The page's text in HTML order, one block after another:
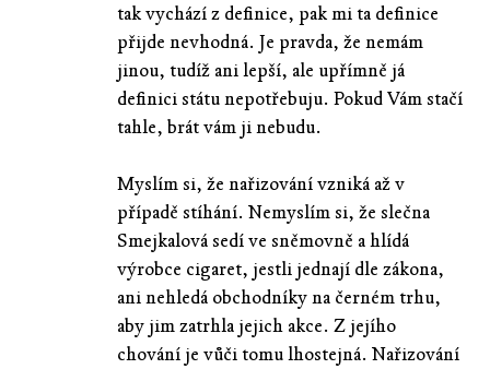
tak vychází z definice, pak mi ta definice
přijde nevhodná. Je pravda, že nemám
jinou, tudíž ani lepší, ale upřímně já
definici státu nepotřebuju. Pokud Vám stačí
tahle, brát vám ji nebudu.
Myslím si, že nařizování vzniká až v
případě stíhání. Nemyslím si, že slečna
Smejkalová sedí ve sněmovně a hlídá
výrobce cigaret, jestli jednají dle zákona,
ani nehledá obchodníky na černém trhu,
aby jim zatrhla jejich akce. Z jejího
chování je vůči tomu lhostejná. Nařizování